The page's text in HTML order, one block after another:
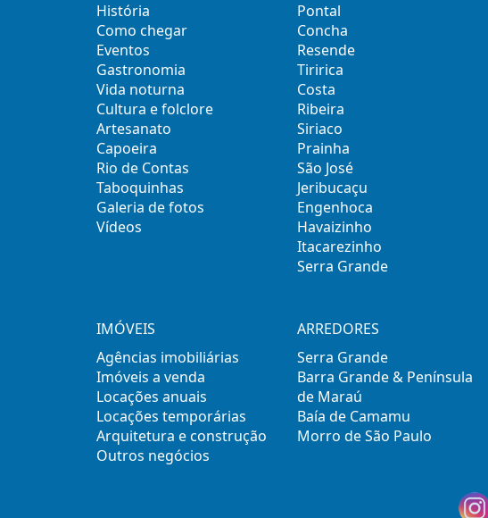
História
Como chegar
Eventos
Gastronomia
Vida noturna
Cultura e folclore
Artesanato
Capoeira
Rio de Contas
Taboquinhas
Galeria de fotos
Vídeos
Pontal
Concha
Resende
Tiririca
Costa
Ribeira
Siriaco
Prainha
São José
Jeribucaçu
Engenhoca
Havaizinho
Itacarezinho
Serra Grande
IMÓVEIS
Agências imobiliárias
Imóveis a venda
Locações anuais
Locações temporárias
Arquitetura e construção
Outros negócios
ARREDORES
Serra Grande
Barra Grande & Península
de Maraú
Baía de Camamu
Morro de São Paulo